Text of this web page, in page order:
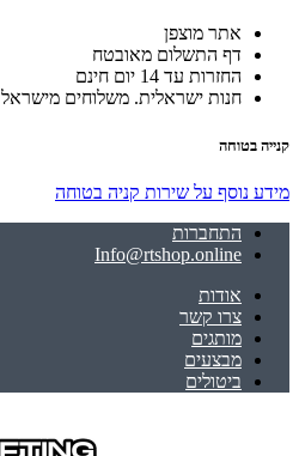
אתר מוצפן
דף התשלום מאובטח
החזרות עד 14 יום חינם
חנות ישראלית. משלוחים מישראל
קנייה בטוחה
מידע נוסף על שירות קניה בטוחה
התחברות
Info@rtshop.online
אודות
צרו קשר
מותגים
מבצעים
ביטולים